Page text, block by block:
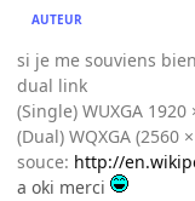
AUTEUR
si je me souviens
dual link
(Single) WUXGA 1920
(Dual) WQXGA (2560
souce: http://
a oki merci